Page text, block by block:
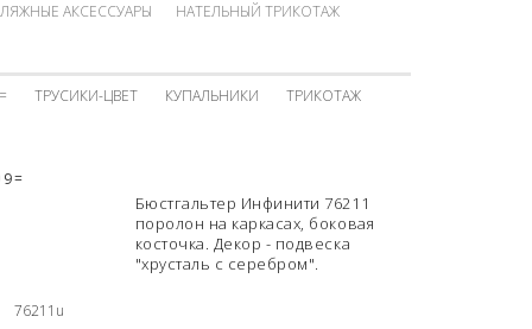
АКСЕССУАРЫ
НАТЕЛЬНЫЙ ТРИКОТАЖ
ТРУСИКИ-ЦВЕТ КУПАЛЬНИКИ ТРИКОТАЖ
76211u
Бюстгальтер Инфинити 76211
поролон на каркасах, боковая
косточка. Декор - подвеска
"хрусталь с серебром".